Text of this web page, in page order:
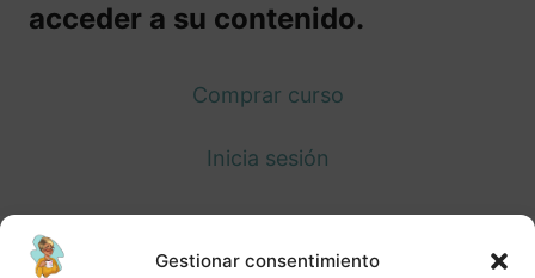
Gestionar consentimiento
acceder a su contenido.
Comprar curso
Inicia sesión